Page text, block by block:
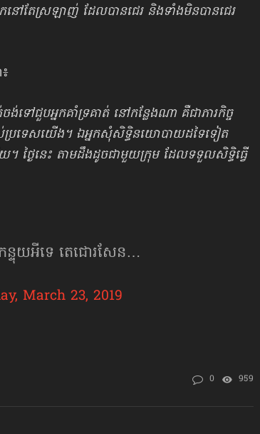
នៅតែស្រឡាញ់ ដែលបានជេរ និងទាំងមិនបានជេរ
ៅជួបអ្នកគាំទ្រគាត់ នៅកន្លែងណា គឺជាភារកិច្ច
ប្រទេសយើង។ ឯអ្នកសុំសិទ្ធិនយោបាយដទៃទៀត
ថ្ងៃនេះ តាមដឹងដូចជាមួយក្រុម ដែលទទួលសិទ្ធិធ្វើ
ទុយអីទេ តេជោរសែន…
March 23, 2019
0 959